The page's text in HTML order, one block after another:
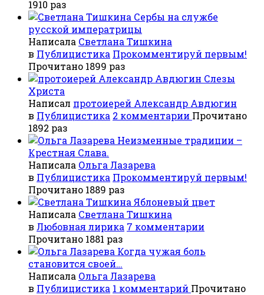
1910 раз
Сербы на службе
русской императрицы
Написала Светлана Тишкина
в Публицистика Прокомментируй первым!
Прочитано 1899 раз
Слезы
Христа
Написал протоиерей Александр Авдюгин
в Публицистика 2 комментарии Прочитано
1892 раз
Неизменные традиции –
Крестная Слава.
Написала Ольга Лазарева
в Публицистика Прокомментируй первым!
Прочитано 1889 раз
Яблоневый цвет
Написала Светлана Тишкина
в Любовная лирика 7 комментарии
Прочитано 1881 раз
Когда чужая боль
становится своей…
Написала Ольга Лазарева
в Публицистика 1 комментарий Прочитано